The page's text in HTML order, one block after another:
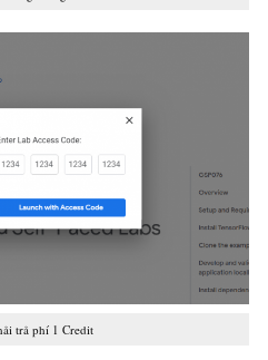
trả phí 1 Credit